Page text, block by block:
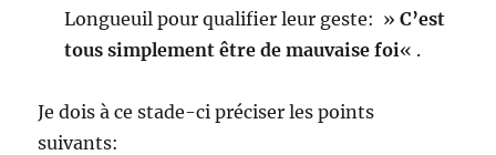
Longueuil pour qualifier leur geste: »C’est
tous simplement être de mauvaise foi« .
Je dois à ce stade-ci préciser les points
suivants: